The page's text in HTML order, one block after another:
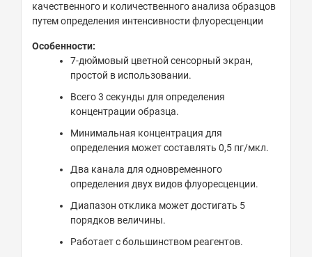
качественного и количественногоанализа образцов
путемопределения интенсивности флуоресценции
Особенности:
7-дюймовый цветной сенсорный экран,
простой в использовании.
Всего 3 секунды для определения
концентрации образца.
Минимальная концентрация для
определения может составлять 0,5 пг/мкл.
Два канала для одновременного
определения двух видов флуоресценции.
Диапазон отклика может достигать 5
порядков величины.
Работает с большинством реагентов.